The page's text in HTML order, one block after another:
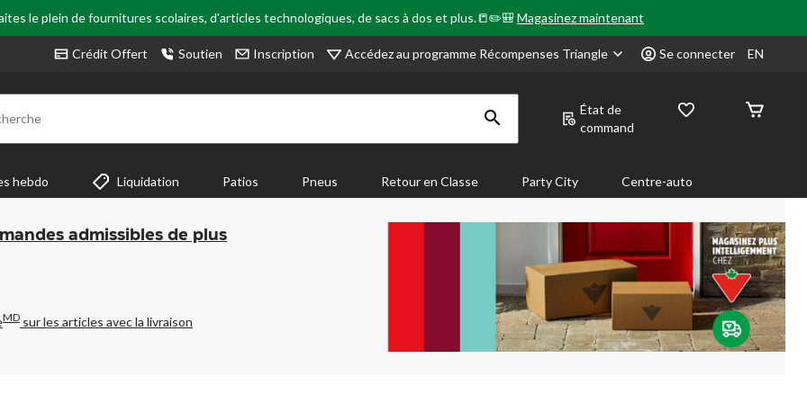
le plein de fournitures scolaires, d'articles technologiques, de sacs à dos et plus.📒✏️🎒Magasinez maintenant
Crédit Offert Soutien Inscription Accédez au programme Récompenses Triangle Se connecter EN
État de
command
hebdo Liquidation Patios Pneus Retour en Classe Party City Centre-auto
admissibles de plus
MD sur les articles avec la livraison